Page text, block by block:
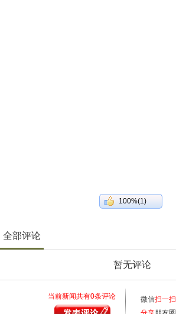
100%(1)
全部评论
暂无评论
当前新闻共有0条评论 微信扫一扫